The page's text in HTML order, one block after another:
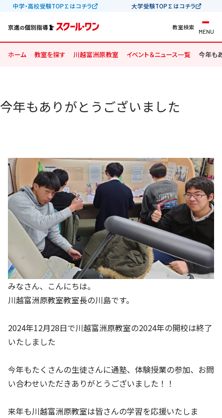
中学・高校受験TOP∑はコチラ 大学受験TOP∑はコチラ
教室検索
MENU
ホーム 教室を探す 川越富洲原教室 イベント＆ニュース一覧 今年も
今年もありがとうございました
みなさん、こんにちは。
川越富洲原教室教室長の川島です。
2024年12月28日で川越富洲原教室の2024年の開校は終了
いたしました
今年もたくさんの生徒さんに通塾、体験授業の参加、お問
い合わせいただきありがとうございました！！
来年も川越富洲原教室は皆さんの学習を応援いたしま